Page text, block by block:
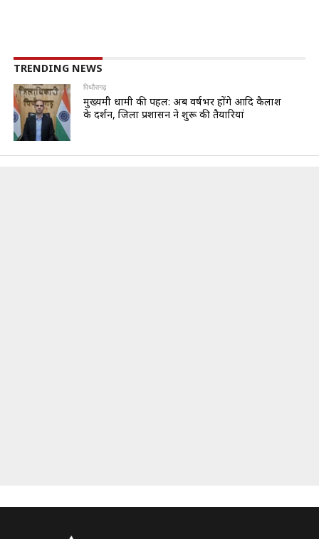
TRENDING NEWS
पिथौरागढ़
मुख्यमंत्री धामी की पहल: अब वर्षभर होंगे आदि कैलाश
के दर्शन, जिला प्रशासन ने शुरू की तैयारियां